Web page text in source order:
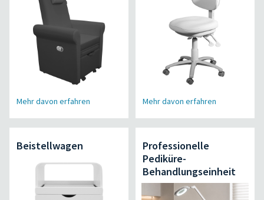
Mehr davon erfahren Mehr davon erfahren
Beistellwagen
Professionelle
Pediküre-
Behandlungseinheit